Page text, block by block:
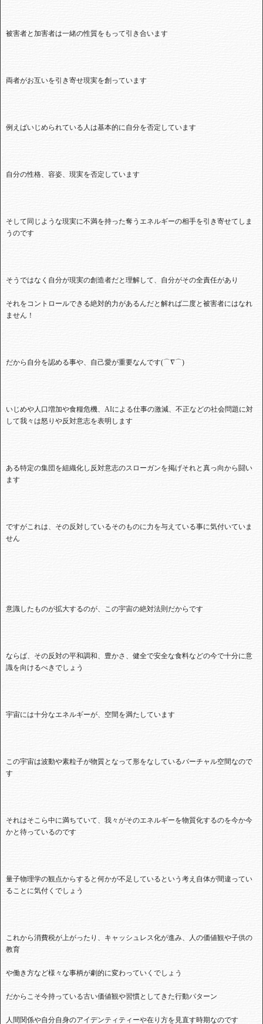
被害者と加害者は一緒の性質をもって引き合います
両者がお互いを引き寄せ現実を創っています
例えばいじめられている人は基本的に自分を否定しています
自分の性格、容姿、現実を否定しています
そして同じような現実に不満を持った奪うエネルギーの相手を引き寄せてしま
うのです
そうではなく自分が現実の創造者だと理解して、自分がその全責任があり
それをコントロールできる絶対的力があるんだと解れば二度と被害者にはなれ
ません！
だから自分を認める事や、自己愛が重要なんです(⌒∇⌒)
いじめや人口増加や食糧危機、AIによる仕事の激減、 不正などの社会問題に対
して我々は怒りや反対意志を表明します
ある特定の集団を組織化し反対意志のスローガンを掲げそれと真っ向から闘い
ます
ですがこれは、その反対しているそのものに力を与えている事に気付いていま
せん
意識したものが拡大するのが、この宇宙の絶対法則だからです
ならば、その反対の平和調和、豊かさ、健全で安全な食料などの今で十分に意
識を向けるべきでしょう
宇宙には十分なエネルギーが、空間を満たしています
この宇宙は波動や素粒子が物質となって形をなしているバーチャル空間なので
す
それはそこら中に満ちていて、我々がそのエネルギーを物質化するのを今か今
かと待っているのです
量子物理学の観点からすると何かが不足しているという考え自体が間違ってい
ることに気付くでしょう
これから消費税が上がったり、キャッシュレス化が進み、人の価値観や子供の
教育
や働き方など様々な事柄が劇的に変わっていくでしょう
だからこそ今持っている古い価値観や習慣としてきた行動パターン
人間関係や自分自身のアイデンティティーや在り方を見直す時期なのです